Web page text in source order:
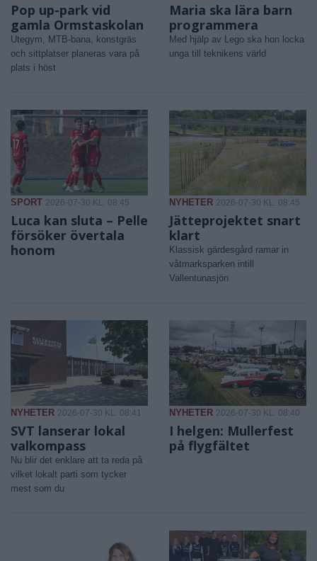
Pop up-park vid
gamla Ormstaskolan
Utegym, MTB-bana, konstgräs
och sittplatser planeras vara på
plats i höst
Maria ska lära barn
programmera
Med hjälp av Lego ska hon locka
unga till teknikens värld
SPORT 2026-07-30 KL. 08:45
Luca kan sluta – Pelle
försöker övertala
honom
NYHETER 2026-07-30 KL. 08:45
Jätteprojektet snart
klart
Klassisk gärdesgård ramar in
våtmarksparken intill
Vallentunasjön
NYHETER 2026-07-30 KL. 08:41
SVT lanserar lokal
valkompass
Nu blir det enklare att ta reda på
vilket lokalt parti som tycker
mest som du
NYHETER 2026-07-30 KL. 08:40
I helgen: Mullerfest
på flygfältet